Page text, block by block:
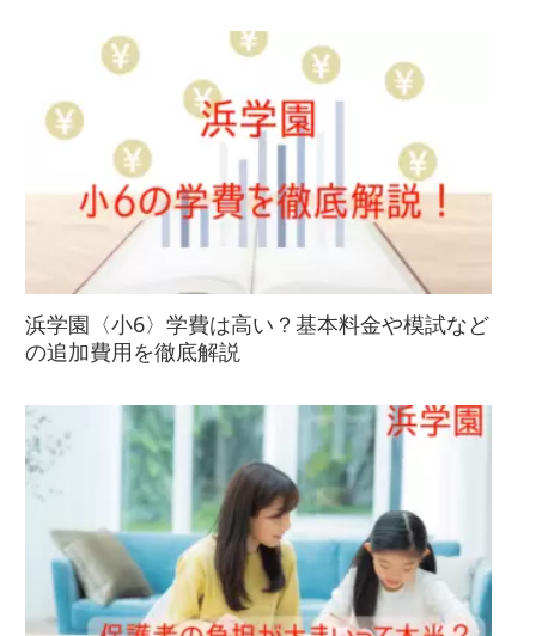
浜学園〈小6〉学費は高い？基本料金や模試など
の追加費用を徹底解説